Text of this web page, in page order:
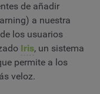
de añadir
a nuestra
los usuarios
Iris, un sistema
permite a los
veloz.